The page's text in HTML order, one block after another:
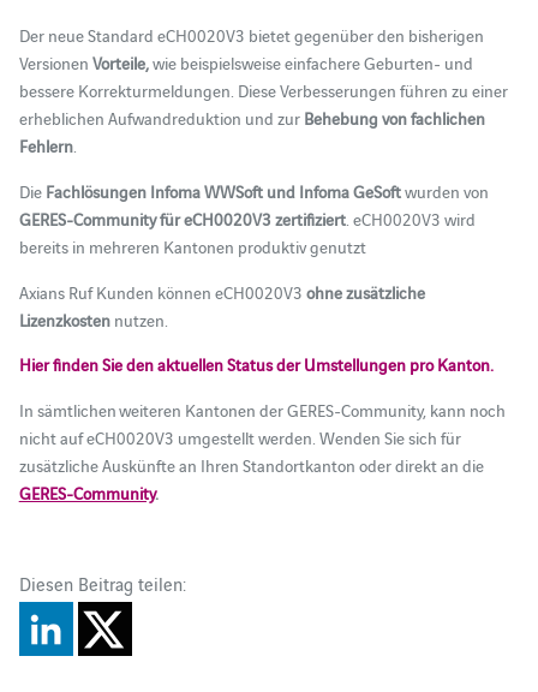
Der neue Standard eCH0020V3 bietet gegenüber den bisherigen
Versionen Vorteile,wie beispielsweise einfachere Geburten- und
bessere Korrekturmeldungen. Diese Verbesserungen führen zu einer
erheblichen Aufwandreduktion und zur Behebung von fachlichen
Fehlern.
Die Fachlösungen Infoma WWSoft und Infoma GeSoftwurden von
GERES-Community für eCH0020V3 zertifiziert. eCH0020V3 wird
bereits in mehreren Kantonen produktiv genutzt
Axians Ruf Kunden können eCH0020V3 ohne zusätzliche
Lizenzkostennutzen.
Hier finden Sie den aktuellen Status der Umstellungen pro Kanton.
In sämtlichen weiteren Kantonen der GERES-Community, kann noch
nicht auf eCH0020V3 umgestellt werden. Wenden Sie sich für
zusätzliche Auskünfte an Ihren Standortkanton oder direkt an die
GERES-Community.
Diesen Beitrag teilen: